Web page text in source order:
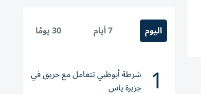
اليوم 7 أيام 30 يومًا
1 شرطة أبوظبي تتعامل مع حريق في
جزيرة ياس